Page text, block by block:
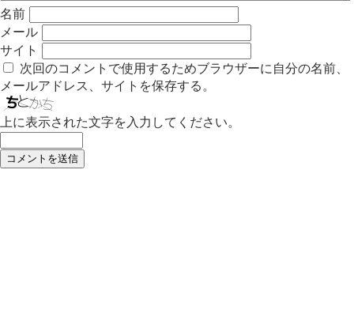
名前
メール
サイト
次回のコメントで使用するためブラウザーに自分の名前、
メールアドレス、サイトを保存する。
上に表示された文字を入力してください。